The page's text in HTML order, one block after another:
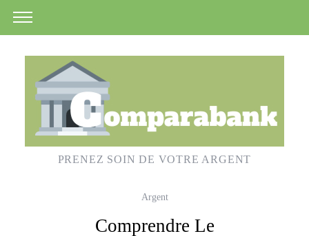
PRENEZ SOIN DE VOTRE ARGENT
Argent
Comprendre Le